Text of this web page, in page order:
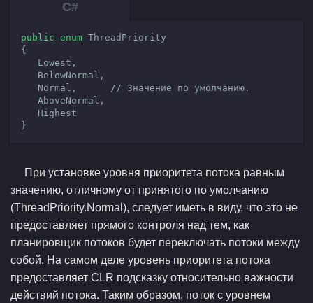
public enum ThreadPriority
{
// Значение по умолчанию.
}
При установке уровня приоритета потока равным
значению, отличному от принятого по умолчанию
(ThreadPriority.Normal), следует иметь в виду, что это не
предоставляет прямого контроля над тем, как
планировщик потоков будет переключать потоки между
собой. На самом деле уровень приоритета потока
предоставляет CLR подсказку относительно важности
действий потока. Таким образом, поток с уровнем